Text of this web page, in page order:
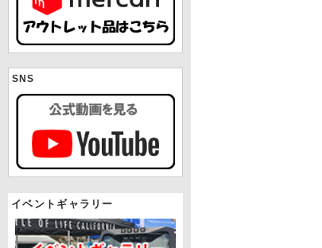
SNS
イベントギャラリー